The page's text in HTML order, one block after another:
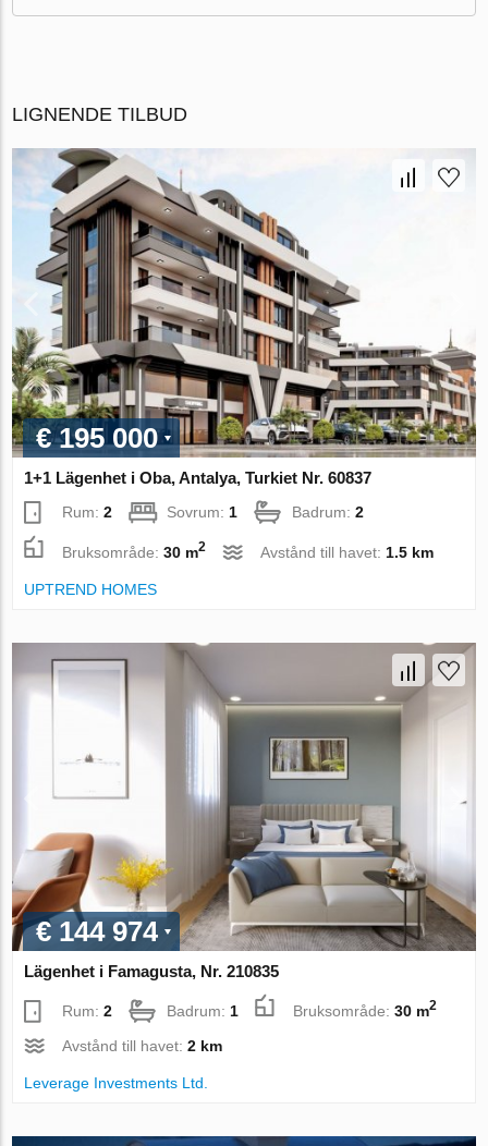
LIGNENDE TILBUD
€ 195 000
1+1 Lägenhet i Oba, Antalya, Turkiet Nr. 60837
Rum:2 Sovrum: 1 Badrum:2
Bruksområde:30 m2 Avstånd till havet: 1.5 km
UPTREND HOMES
€ 144 974
Lägenhet i Famagusta, Nr. 210835
Rum:2 Badrum: 1 Bruksområde:30 m2
Avstånd till havet:2 km
Leverage Investments Ltd.